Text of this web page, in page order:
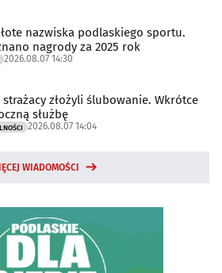
nazwiska podlaskiego sportu.
nagrody za 2025 rok
2026.08.07 14:30
strażacy złożyli ślubowanie. Wkrótce
służbę
2026.08.07 14:04
WIADOMOŚCI